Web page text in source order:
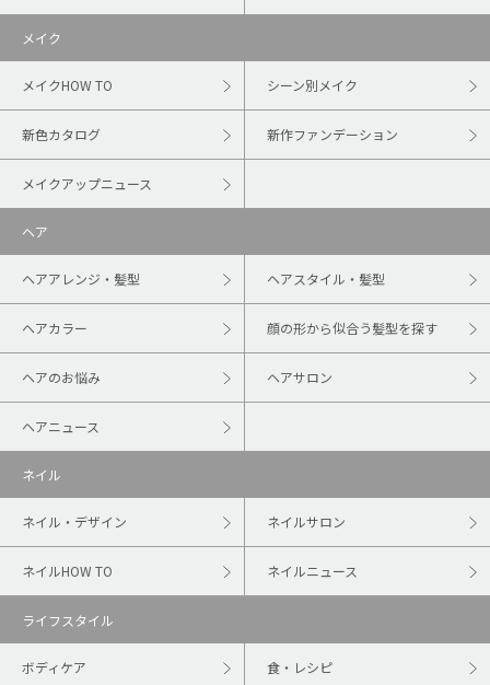
メイク
メイクHOW TO シーン別メイク
新色カタログ 新作ファンデーション
メイクアップニュース
ヘア
ヘアアレンジ・髪型 ヘアスタイル・髪型
ヘアカラー 顔の形から似合う髪型を探す
ヘアのお悩み ヘアサロン
ヘアニュース
ネイル
ネイル・デザイン ネイルサロン
ネイルHOW TO ネイルニュース
ライフスタイル
ボディケア 食・レシピ